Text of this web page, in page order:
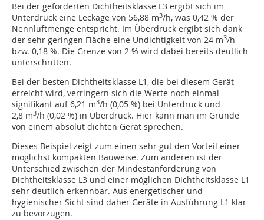
Bei der geforderten Dichtheitsklasse L3 ergibt sich im
Unterdruck eine Leckage von 56,88 m3/h, was 0,42 % der
Nennluftmenge entspricht. Im Überdruck ergibt sich dank
der sehr geringen Fläche eine Undichtigkeit von 24 m3/h
bzw. 0,18 %. Die Grenze von 2 % wird dabei bereits deutlich
unterschritten.
Bei der besten Dichtheitsklasse L1, die bei diesem Gerät
erreicht wird, verringern sich die Werte noch einmal
signifikant auf 6,21 m3/h (0,05 %) bei Unterdruck und
2,8 m3/h (0,02 %) in Überdruck. Hier kann man im Grunde
von einem absolut dichten Gerät sprechen.
Dieses Beispiel zeigt zum einen sehr gut den Vorteil einer
möglichst kompakten Bauweise. Zum anderen ist der
Unterschied zwischen der Mindestanforderung von
Dichtheitsklasse L3 und einer möglichen Dichtheitsklasse L1
sehr deutlich erkennbar. Aus energetischer und
hygienischer Sicht sind daher Geräte in Ausführung L1 klar
zu bevorzugen.